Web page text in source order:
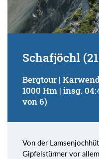
Schafjöchl
Bergtour |
1000 Hm | insg.
von 6)
Von der
Gipfelstürmer vor